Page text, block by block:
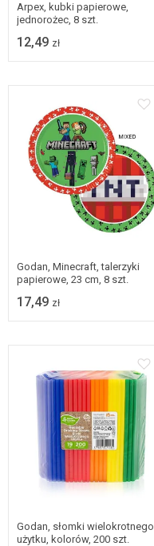
Arpex, kubki papierowe,
jednorożec, 8 szt.
12,49 zł
Godan, Minecraft, talerzyki
papierowe, 23 cm, 8 szt.
17,49 zł
Godan, słomki wielokrotnego
użytku, kolorów, 200 szt.